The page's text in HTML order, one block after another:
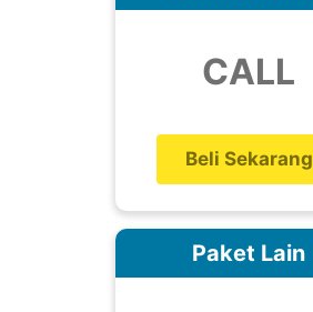
CALL
Beli Sekarang
Paket Lain